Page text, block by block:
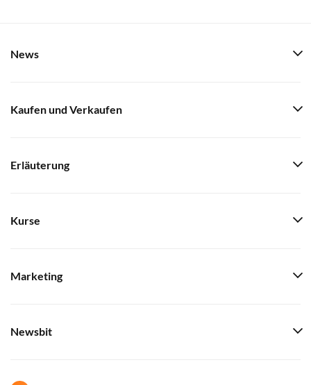
News
Kaufen und Verkaufen
Erläuterung
Kurse
Marketing
Newsbit